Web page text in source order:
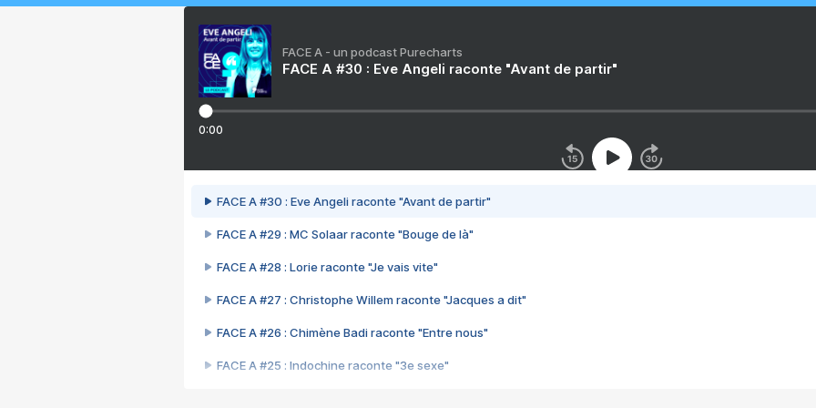
FACE A - un podcast Purecharts
FACE A #30 : Eve Angeli raconte "Avant de partir"
0:00
FACE A #30 : Eve Angeli raconte "Avant de partir"
FACE A #29 : MC Solaar raconte "Bouge de là"
FACE A #28 : Lorie raconte "Je vais vite"
FACE A #27 : Christophe Willem raconte "Jacques a dit"
FACE A #26 : Chimène Badi raconte "Entre nous"
FACE A #25 : Indochine raconte "3e sexe"